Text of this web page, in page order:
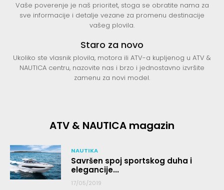
Vaše poverenje je naš prioritet, stoga se obratite nama za
sve informacije i detalje vezane za promenu destinacije
vašeg plovila.
Staro za novo
Ukoliko ste vlasnik plovila, motora ili ATV-a kupljenog u ATV &
NAUTICA centru, nazovite nas i brzo i jednostavno izvršite
zamenu za novi model.
ATV & NAUTICA magazin
NAUTIKA
Savršen spoj sportskog duha i
elegancije...
17/05/2019